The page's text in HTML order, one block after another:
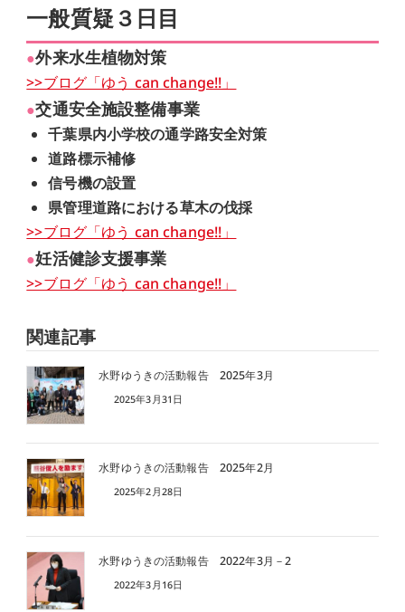
一般質疑３日目
●外来水生植物対策
>>ブログ「ゆう can change!!」
●交通安全施設整備事業
千葉県内小学校の通学路安全対策
道路標示補修
信号機の設置
県管理道路における草木の伐採
>>ブログ「ゆう can change!!」
●妊活健診支援事業
>>ブログ「ゆう can change!!」
関連記事
水野ゆうきの活動報告 2025年3月
2025年3月31日
水野ゆうきの活動報告 2025年2月
2025年2月28日
水野ゆうきの活動報告 2022年3月－2
2022年3月16日